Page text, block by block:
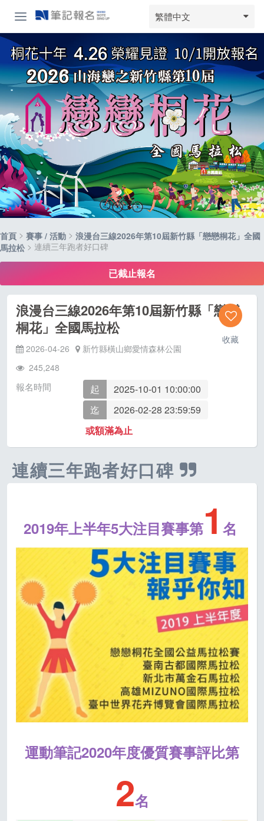
繁體中文
首頁 > 賽事 / 活動 > 浪漫台三線2026年第10屆新竹縣「戀戀桐花」全國
馬拉松 > 連續三年跑者好口碑
已截止報名
收藏
浪漫台三線2026年第10屆新竹縣「戀戀
桐花」全國馬拉松
2026-04-26
新竹縣橫山鄉愛情森林公園
245,248
報名時間 起
2025-10-01 10:00:00
迄
2026-02-28 23:59:59
或額滿為止
連續三年跑者好口碑
2019年上半年5大注目賽事第1 名
運動筆記2020年度優質賽事評比第
2名